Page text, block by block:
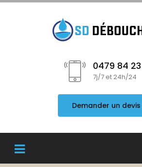
0479 84
7j/7 et 24h/24
Demander un devis